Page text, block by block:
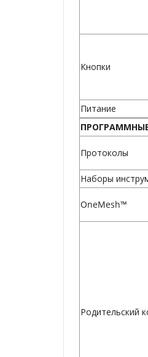
Кнопки
Питание
Протоколы
Наборы
OneMesh™
Родительский